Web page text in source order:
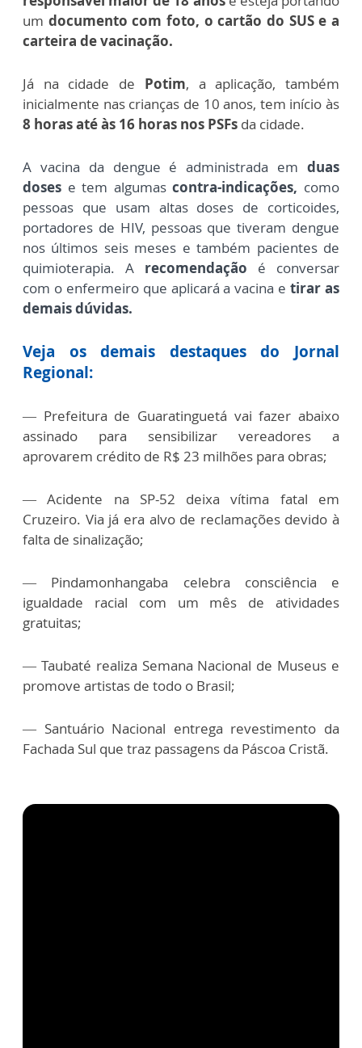
um documento com foto, o cartão do SUS e a
carteira de vacinação.
Já na cidade de Potim, a aplicação, também
inicialmente nas crianças de 10 anos, tem início às
8 horas até às 16 horas nos PSFs da cidade.
A vacina da dengue é administrada em duas
doses e tem algumascontra-indicações, como
pessoas que usam altas doses de corticoides,
portadores de HIV, pessoas que tiveram dengue
nos últimos seis meses e também pacientes de
quimioterapia. A recomendação é conversar
com o enfermeiro que aplicará a vacina e tirar as
demais dúvidas.
Veja os demais destaques do Jornal
Regional:
— Prefeitura de Guaratinguetá vai fazer abaixo
assinado para sensibilizar vereadores a
aprovarem crédito de R$ 23 milhões para obras;
— Acidente na SP-52 deixa vítima fatal em
Cruzeiro. Via já era alvo de reclamações devido à
falta de sinalização;
— Pindamonhangaba celebra consciência e
igualdade racial com um mês de atividades
gratuitas;
— Taubaté realiza Semana Nacional de Museus e
promove artistas de todo o Brasil;
— Santuário Nacional entrega revestimento da
Fachada Sul que traz passagens da Páscoa Cristã.